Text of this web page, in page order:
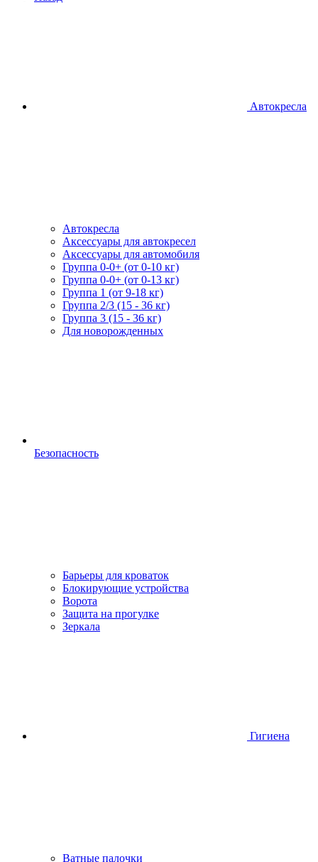
Автокресла
Автокресла
Аксессуары для автокресел
Аксессуары для автомобиля
Группа 0-0+ (от 0-10 кг)
Группа 0-0+ (от 0-13 кг)
Группа 1 (от 9-18 кг)
Группа 2/3 (15 - 36 кг)
Группа 3 (15 - 36 кг)
Для новорожденных
Безопасность
Барьеры для кроваток
Блокирующие устройства
Ворота
Защита на прогулке
Зеркала
Гигиена
Ватные палочки